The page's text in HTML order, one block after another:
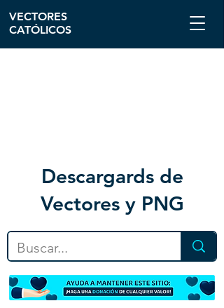
Descargards de
Vectores y PNG
VECTORES
CATÓLICOS